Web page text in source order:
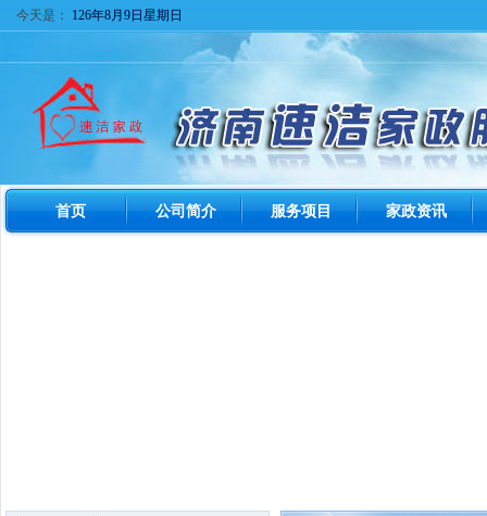
今天是： 126年8月9日星期日
首页 公司简介 服务项目 家政资讯